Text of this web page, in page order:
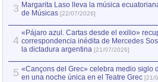
3 Margarita Laso lleva la música
de Músicas [22/07/2026]
4
«Pájaro azul. Cartas desde el exilio»
correspondencia inédita de Mercedes
la dictadura argentina [21/07/2026]
5 «Cançons del Grec» celebra medio siglo
en una noche única en el Teatre Grec [21/